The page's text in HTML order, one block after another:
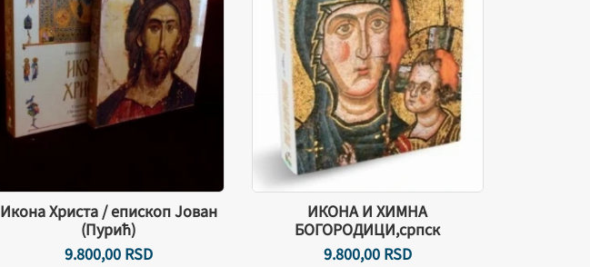
Икона Христа / епископ Јован
(Пурић)
9.800,00 RSD
ИКОНА И ХИМНА
БОГОРОДИЦИ,српск
9.800,00 RSD